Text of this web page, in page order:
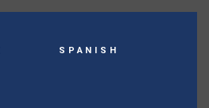
Spanish